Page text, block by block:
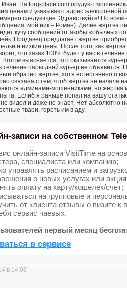
На torg-place.com орудуют
ценам и указывают адрес
следующее: Здравствуйте! По
мой ник – Роман). Далее жертва
кучу сообщений от якобы «обычных
Продавец предлагает жертве
и низкие цены. После того, как
что заказ 100% будет у вас в
выясняется, что оказывается
течение пары дней курьер не
обратно жертве, хотя естественно о
связана с тем, чтоб жертва не начала
админами-мошенниками, но жертва
Еслиб я раньше попал на вашу
не видел и даже не знает. Нет
твари, гореть им в аду.
записи на собственном
онлайн-записи VisitTime на
специалиста или компанию;
управлять расписанием и
о новых услугах или
оплату на карту/кошелек/счет;
на групповые и
от клиента отзывы о визите к
сервис чаевых.
первый месяц
в сервисе
в 14:03